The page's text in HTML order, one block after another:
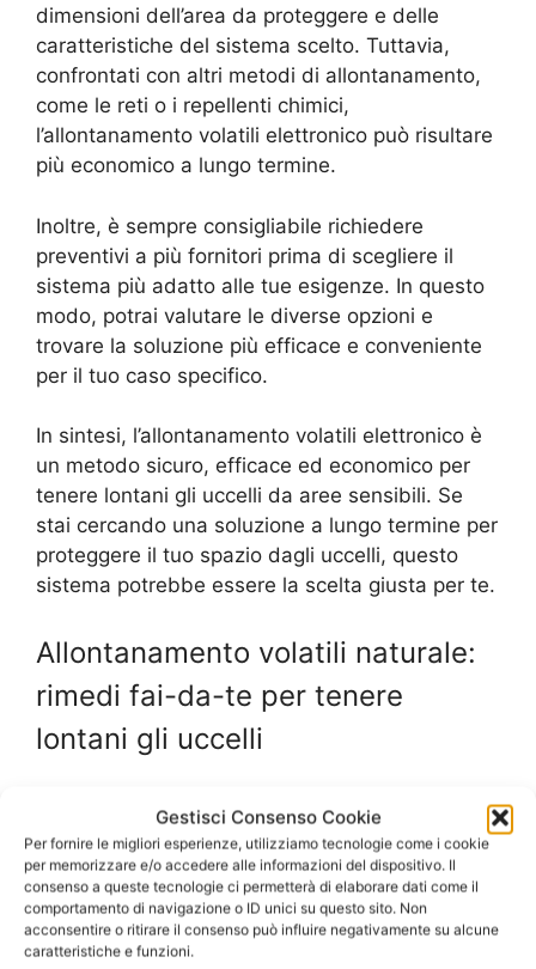
Gestisci Consenso Cookie
Per fornire le migliori esperienze, utilizziamo tecnologie come i cookie
per memorizzare e/o accedere alle informazioni del dispositivo. Il
consenso a queste tecnologie ci permetterà di elaborare dati come il
comportamento di navigazione o ID unici su questo sito. Non
acconsentire o ritirare il consenso può influire negativamente su alcune
caratteristiche e funzioni.
dimensioni dell’area da proteggere e delle
caratteristiche del sistema scelto. Tuttavia,
confrontati con altri metodi di allontanamento,
come le reti o i repellenti chimici,
l’allontanamento volatili elettronico può risultare
più economico a lungo termine.
Inoltre, è sempre consigliabile richiedere
preventivi a più fornitori prima di scegliere il
sistema più adatto alle tue esigenze. In questo
modo, potrai valutare le diverse opzioni e
trovare la soluzione più efficace e conveniente
per il tuo caso specifico.
In sintesi, l’allontanamento volatili elettronico è
un metodo sicuro, efficace ed economico per
tenere lontani gli uccelli da aree sensibili. Se
stai cercando una soluzione a lungo termine per
proteggere il tuo spazio dagli uccelli, questo
sistema potrebbe essere la scelta giusta per te.
Allontanamento volatili naturale:
rimedi fai-da-te per tenere
lontani gli uccelli
compagnia, ma quando si insediano nei nostri
spazi possono diventare un problema. Oltre al
fastidio dei loro escrementi, possono
danneggiare le strutture e trasmettere malattie.
Per questo motivo, è importante trovare un